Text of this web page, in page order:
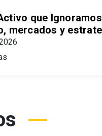
que
mercados y